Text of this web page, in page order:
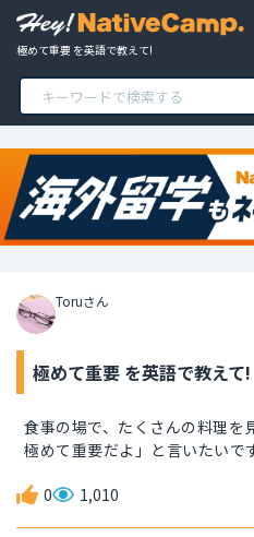
極めて重要 を英語で教えて!
Toruさん
極めて重要 を英語で教えて!
食事の場で、たくさんの料理を
極めて重要だよ」と言いたいで
0 1,010